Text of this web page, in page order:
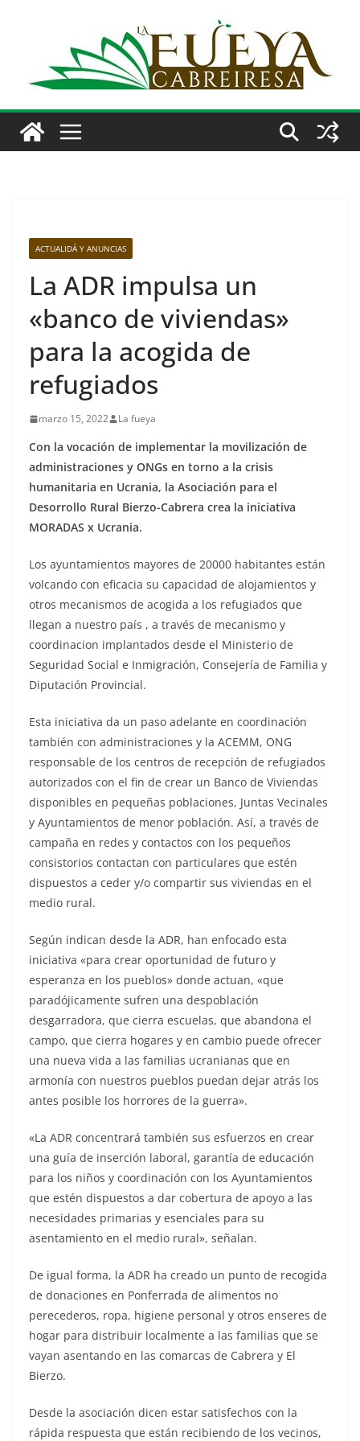
ACTUALIDÁ Y ANUNCIAS
La ADR impulsa un
«banco de viviendas»
para la acogida de
refugiados
marzo 15, 2022 La fueya
Con la vocación de implementar la movilización de
administraciones y ONGs en torno a la crisis
humanitaria en Ucrania, la Asociación para el
Desorrollo Rural Bierzo-Cabrera crea la iniciativa
MORADAS x Ucrania.
Los ayuntamientos mayores de 20000 habitantes están
volcando con eficacia su capacidad de alojamientos y
otros mecanismos de acogida a los refugiados que
llegan a nuestro país , a través de mecanismo y
coordinacion implantados desde el Ministerio de
Seguridad Social e Inmigración, Consejería de Familia y
Diputación Provincial.
Esta iniciativa da un paso adelante en coordinación
también con administraciones y la ACEMM, ONG
responsable de los centros de recepción de refugiados
autorizados con el fin de crear un Banco de Viviendas
disponibles en pequeñas poblaciones, Juntas Vecinales
y Ayuntamientos de menor población. Así, a través de
campaña en redes y contactos con los pequeños
consistorios contactan con particulares que estén
dispuestos a ceder y/o compartir sus viviendas en el
medio rural.
Según indican desde la ADR, han enfocado esta
iniciativa «para crear oportunidad de futuro y
esperanza en los pueblos» donde actuan, «que
paradójicamente sufren una despoblación
desgarradora, que cierra escuelas, que abandona el
campo, que cierra hogares y en cambio puede ofrecer
una nueva vida a las familias ucranianas que en
armonía con nuestros pueblos puedan dejar atrás los
antes posible los horrores de la guerra».
«La ADR concentrará también sus esfuerzos en crear
una guía de inserción laboral, garantía de educación
para los niños y coordinación con los Ayuntamientos
que estén dispuestos a dar cobertura de apoyo a las
necesidades primarias y esenciales para su
asentamiento en el medio rural», señalan.
De igual forma, la ADR ha creado un punto de recogida
de donaciones en Ponferrada de alimentos no
perecederos, ropa, higiene personal y otros enseres de
hogar para distribuir localmente a las familias que se
vayan asentando en las comarcas de Cabrera y El
Bierzo.
Desde la asociación dicen estar satisfechos con la
rápida respuesta que están recibiendo de los vecinos,